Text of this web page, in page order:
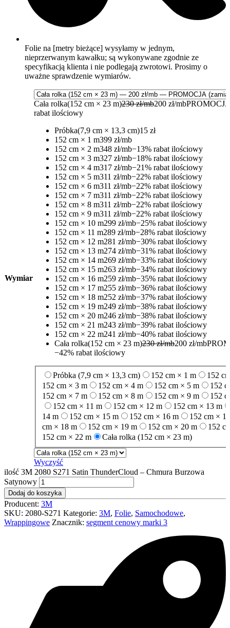
Folie na [metry bieżące] wysyłamy w jednym,
nieprzerwanym kawałku; są wykonywane zgodnie ze
specyfikacją klienta i nie podlegają zwrotowi. Prosimy o
uważne sprawdzenie wymiarów.
Wymiar
Cała rolka(152 cm × 23 m)230 zł/mb200 zł/mb
rabat ilościowy
Próbka(7,9 cm × 13,3 cm)15 zł
152 cm × 1 m399 zł/mb
152 cm × 2 m348 zł/mb−13% rabat ilościowy
152 cm × 3 m327 zł/mb−18% rabat ilościowy
152 cm × 4 m317 zł/mb−21% rabat ilościowy
152 cm × 5 m311 zł/mb−22% rabat ilościowy
152 cm × 6 m311 zł/mb−22% rabat ilościowy
152 cm × 7 m311 zł/mb−22% rabat ilościowy
152 cm × 8 m311 zł/mb−22% rabat ilościowy
152 cm × 9 m311 zł/mb−22% rabat ilościowy
152 cm × 10 m299 zł/mb−25% rabat ilościowy
152 cm × 11 m289 zł/mb−28% rabat ilościowy
152 cm × 12 m281 zł/mb−30% rabat ilościowy
152 cm × 13 m274 zł/mb−31% rabat ilościowy
152 cm × 14 m269 zł/mb−33% rabat ilościowy
152 cm × 15 m263 zł/mb−34% rabat ilościowy
152 cm × 16 m259 zł/mb−35% rabat ilościowy
152 cm × 17 m255 zł/mb−36% rabat ilościowy
152 cm × 18 m252 zł/mb−37% rabat ilościowy
152 cm × 19 m249 zł/mb−38% rabat ilościowy
152 cm × 20 m246 zł/mb−38% rabat ilościowy
152 cm × 21 m243 zł/mb−39% rabat ilościowy
152 cm × 22 m241 zł/mb−40% rabat ilościowy
Cała rolka(152 cm × 23 m)230 zł/mb200 zł/mb
−42% rabat ilościowy
Próbka (7,9 cm × 13,3 cm) 152 cm × 1 m
152
152 cm × 3 m
152 cm × 4 m 152 cm × 5 m
152
152 cm × 7 m
152 cm × 8 m 152 cm × 9 m
152
152 cm × 11 m
152 cm × 12 m
152 cm × 13 m
14 m
152 cm × 15 m 152 cm × 16 m
152 cm ×
cm × 18 m
152 cm × 19 m 152 cm × 20 m
152
152 cm × 22 m
Cała rolka (152 cm × 23 m)
Wyczyść
ilość 3M 2080 S271 Satin ThunderCloud – Chmura Burzowa
Satynowy
Dodaj do koszyka
Producent: 3M
SKU: 2080-S271 Kategorie: 3M, Folie, Samochodowe,
Wrappingowe Znacznik: segment cenowy marki 3